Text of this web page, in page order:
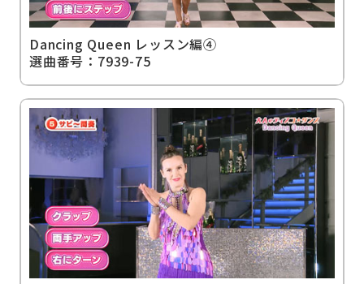
Dancing Queen レッスン編④
選曲番号：7939-75